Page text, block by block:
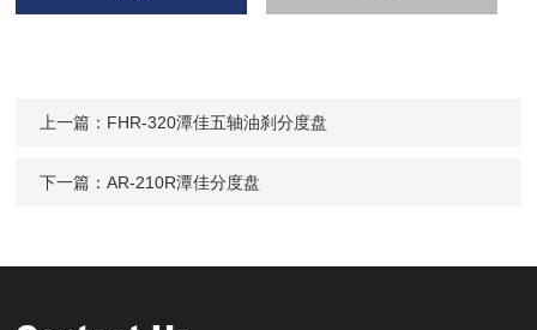
上一篇： FHR-320潭佳五轴油刹分度盘
下一篇：AR-210R潭佳分度盘